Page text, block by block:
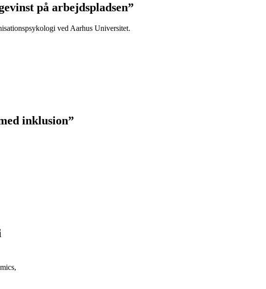
på arbejdspladsen”
ved Aarhus Universitet.
inklusion”